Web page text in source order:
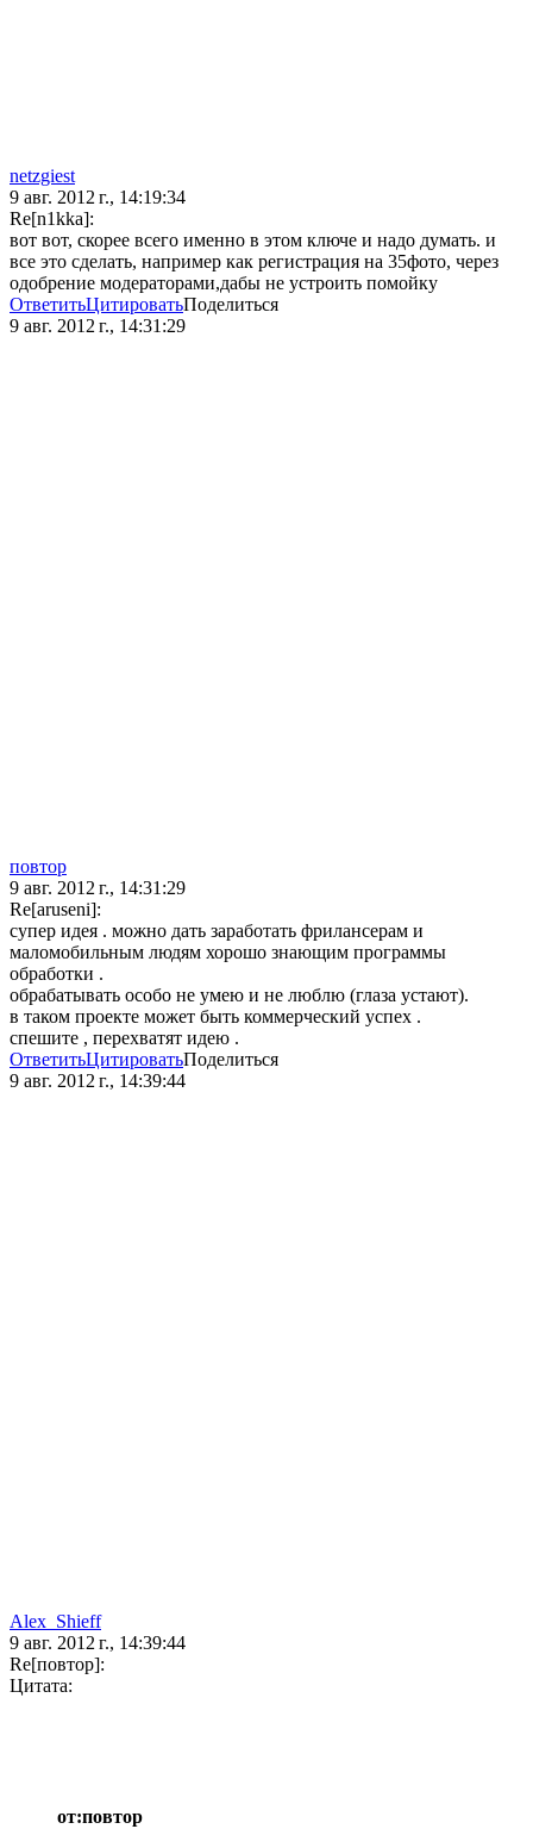
netzgiest
9 авг. 2012 г., 14:19:34
Re[n1kka]:
вот вот, скорее всего именно в этом ключе и надо думать. и
все это сделать, например как регистрация на 35фото, через
одобрение модераторами,дабы не устроить помойку
ОтветитьЦитироватьПоделиться
9 авг. 2012 г., 14:31:29
повтор
9 авг. 2012 г., 14:31:29
Re[aruseni]:
супер идея . можно дать заработать фрилансерам и
маломобильным людям хорошо знающим программы
обработки .
обрабатывать особо не умею и не люблю (глаза устают).
в таком проекте может быть коммерческий успех .
спешите , перехватят идею .
ОтветитьЦитироватьПоделиться
9 авг. 2012 г., 14:39:44
Alex_Shieff
9 авг. 2012 г., 14:39:44
Re[повтор]:
Цитата:
от:повтор